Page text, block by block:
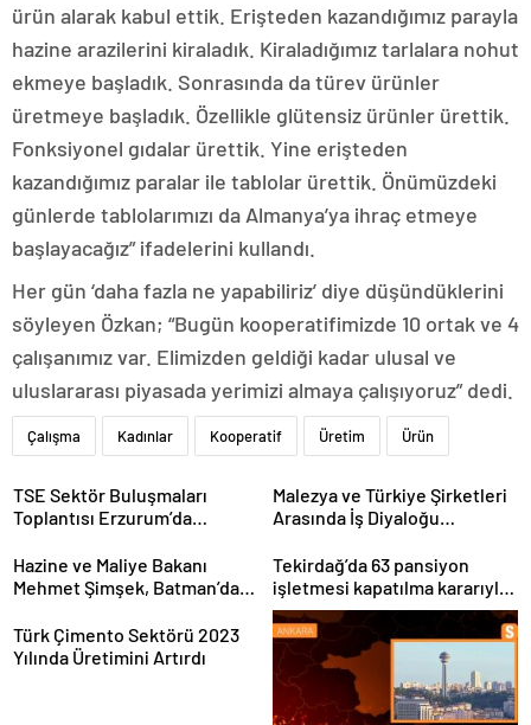
ürün alarak kabul ettik. Erişteden kazandığımız parayla
hazine arazilerini kiraladık. Kiraladığımız tarlalara nohut
ekmeye başladık. Sonrasında da türev ürünler
üretmeye başladık. Özellikle glütensiz ürünler ürettik.
Fonksiyonel gıdalar ürettik. Yine erişteden
kazandığımız paralar ile tablolar ürettik. Önümüzdeki
günlerde tablolarımızı da Almanya’ya ihraç etmeye
başlayacağız” ifadelerini kullandı.
Her gün ‘daha fazla ne yapabiliriz’ diye düşündüklerini
söyleyen Özkan; “Bugün kooperatifimizde 10 ortak ve 4
çalışanımız var. Elimizden geldiği kadar ulusal ve
uluslararası piyasada yerimizi almaya çalışıyoruz” dedi.
Çalışma Kadınlar Kooperatif Üretim Ürün
TSE Sektör Buluşmaları
Toplantısı Erzurum’da
Malezya ve Türkiye Şirketleri
Arasında İş Diyaloğu
Hazine ve Maliye Bakanı
Mehmet Şimşek, Batman’da
yapacak bir fabrikanın
açılışını gerçekleştirdi
Tekirdağ’da 63 pansiyon
işletmesi kapatılma kararıyla
karşı karşıya
Türk Çimento Sektörü 2023
Yılında Üretimini Artırdı